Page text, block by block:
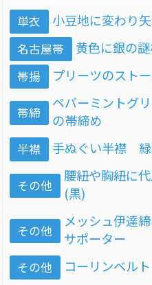
単衣 小豆地に変わり
名古屋帯 黄色に銀の
帯揚 プリーツのスト
帯締
ペパーミントグ
の帯締め
半襟 手ぬぐい半襟 緑
その他
腰紐や胸紐に
(黒)
その他
メッシュ伊達
サポーター
その他 コーリンベル